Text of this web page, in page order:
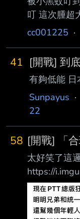
叮 這次腫超
醫師 這篇全
my iPhone --
cc001225 ·
41 [開戰] 到
有夠低能
Sunpayus ·
22
58 [開戰] 「
太好笑了這
https://
https://
https://
https://